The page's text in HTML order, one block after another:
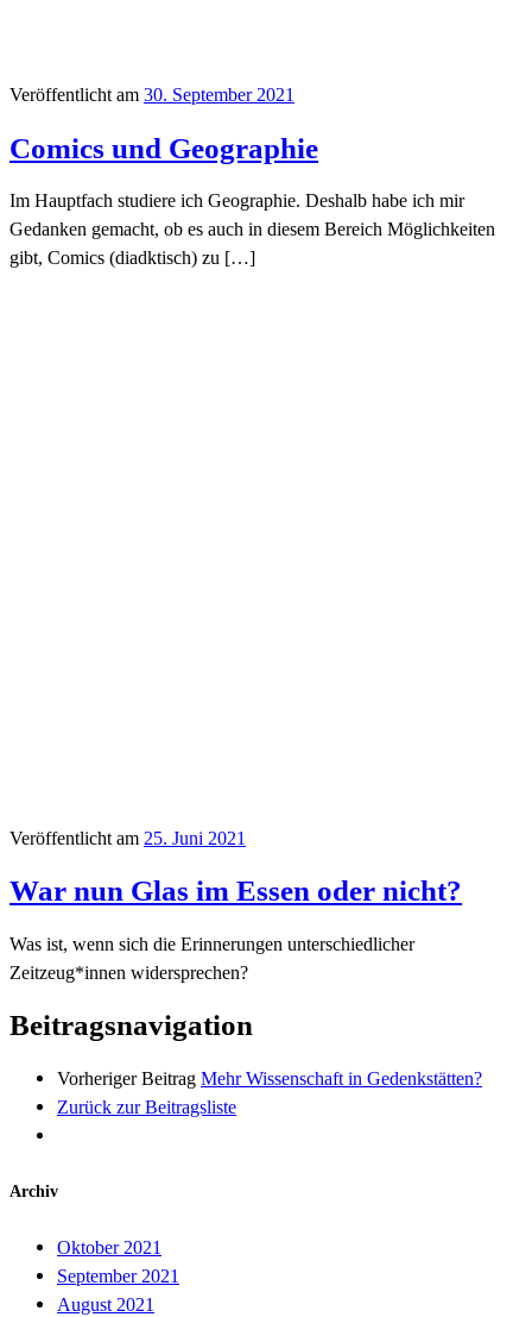
Veröffentlicht am 30. September 2021
Comics und Geographie
Im Hauptfach studiere ich Geographie. Deshalb habe ich mir
Gedanken gemacht, ob es auch in diesem Bereich Möglichkeiten
gibt, Comics (diadktisch) zu […]
Veröffentlicht am 25. Juni 2021
War nun Glas im Essen oder nicht?
Was ist, wenn sich die Erinnerungen unterschiedlicher
Zeitzeug*innen widersprechen?
Beitragsnavigation
Vorheriger Beitrag Mehr Wissenschaft in Gedenkstätten?
Zurück zur Beitragsliste
Archiv
Oktober 2021
September 2021
August 2021